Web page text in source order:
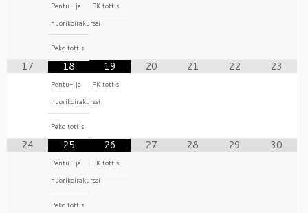
Pentu- ja
nuorikoirakurssi
Peko tottis
PK tottis
17 18
Pentu- ja
nuorikoirakurssi
Peko tottis
19
PK tottis
20 21 22 23
24 25
Pentu- ja
nuorikoirakurssi
Peko tottis
26
PK tottis
27 28 29 30